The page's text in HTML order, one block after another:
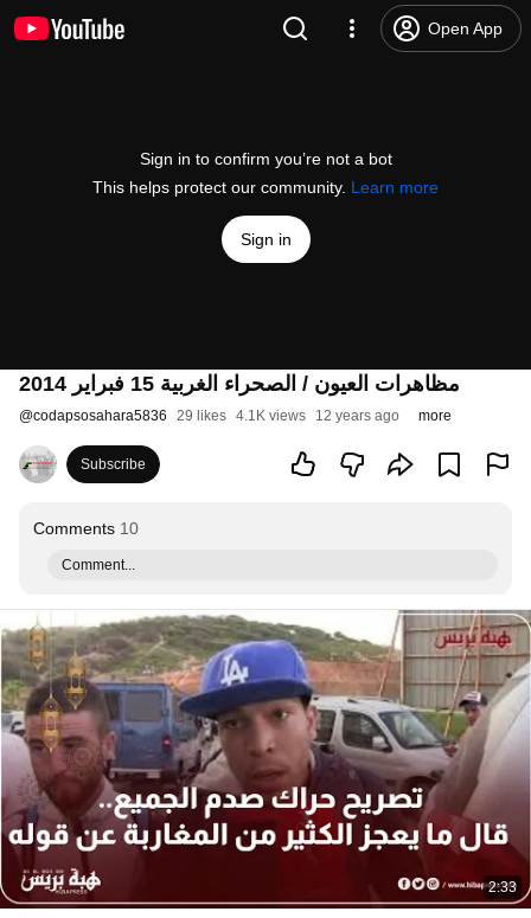
Open App
Sign in to confirm you’re not a bot
This helps protect our community. Learn more
Sign in
مظاهرات العيون / الصحراء الغربية 15 فبراير 2014
@codapsosahara5836 29 likes 4.1K views 12 years ago more
Subscribe
Comments 10
Comment...
2:33